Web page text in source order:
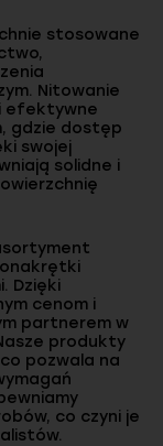
stosowane
Nitowanie
efektywne
gdzie dostęp
swojej
solidne i
Dzięki
cenom i
partnerem w
produkty
pozwala na
co czyni je